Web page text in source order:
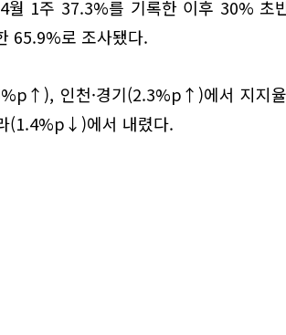
월 1주 37.3%를 기록한 이후 30% 초
65.9%로 조사됐다.
인천·경기(2.3%p↑)에서 지지율
(1.4%p↓)에서 내렸다.